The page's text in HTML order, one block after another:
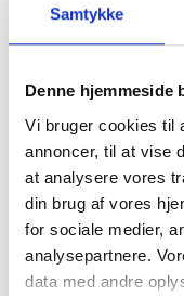
Samtykke
Denne hjemmeside
Vi bruger cookies til
annoncer, til at vise
at analysere vores
din brug af vores
for sociale medier,
analysepartnere.
data med andre
Pasteelo strømper
One Size US 8-12
87% Cotton / 10%
Cushioned Bottom